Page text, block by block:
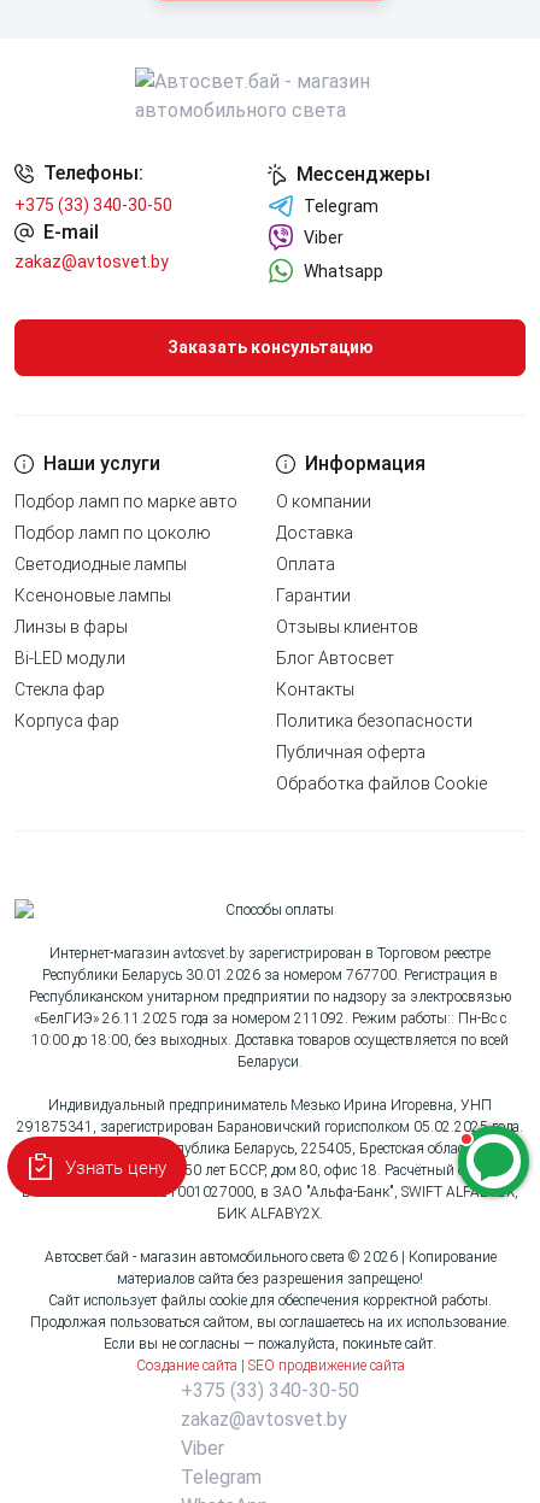
Телефоны:
+375 (33) 340-30-50
E-mail
zakaz@avtosvet.by
Мессенджеры
Telegram
Viber
Whatsapp
Заказать консультацию
Наши услуги
Подбор ламп по марке авто
Подбор ламп по цоколю
Светодиодные лампы
Ксеноновые лампы
Линзы в фары
Bi-LED модули
Стекла фар
Корпуса фар
Информация
О компании
Доставка
Оплата
Гарантии
Отзывы клиентов
Блог Автосвет
Контакты
Политика безопасности
Публичная оферта
Обработка файлов Cookie
Интернет-магазин avtosvet.by зарегистрирован в Торговом реестре
Республики Беларусь 30.01.2026 за номером 767700. Регистрация в
Республиканском унитарном предприятии по надзору за электросвязью
«БелГИЭ» 26.11.2025 года за номером 211092. Режим работы:: Пн-Вс с
10:00 до 18:00, без выходных. Доставка товаров осуществляется по всей
Беларуси.
Индивидуальный предприниматель Мезько Ирина Игоревна, УНП
291875341, зарегистрирован Барановичский горисполком 05.02.2025 года.
Юридический адрес: Республика Беларусь, 225405, Брестская область, город
Барановичи, улица 50 лет БССР, дом 80, офис 18. Расчётный счёт:
BY96ALFA30132G3621001027000, в ЗАО "Альфа-Банк", SWIFT ALFABY2X,
БИК ALFABY2X.
Автосвет.бай - магазин автомобильного света © 2026 | Копирование
материалов сайта без разрешения запрещено!
Сайт использует файлы cookie для обеспечения корректной работы.
Продолжая пользоваться сайтом, вы соглашаетесь на их использование.
Если вы не согласны — пожалуйста, покиньте сайт.
Создание сайта | SEO продвижение сайта
+375 (33) 340-30-50
zakaz@avtosvet.by
Viber
Telegram
Узнать цену